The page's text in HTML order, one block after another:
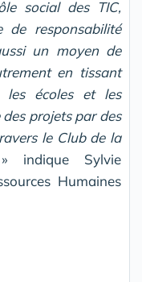
social des TIC,
responsabilité
un moyen de
en tissant
les écoles et les
projets par des
le Club de la
» indique Sylvie
Humaines